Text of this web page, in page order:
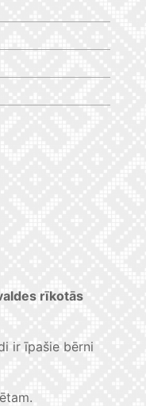
rīkotās
ir īpašie bērni